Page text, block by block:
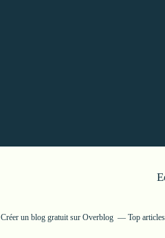
Créer un blog gratuit sur Overblog Top articles